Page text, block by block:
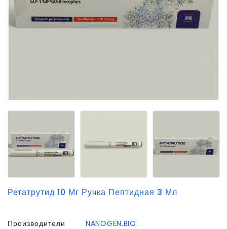
Ретатрутид 10 Мг Ручка Пептидная 3 Мл
Производители
NANOGEN.BIO